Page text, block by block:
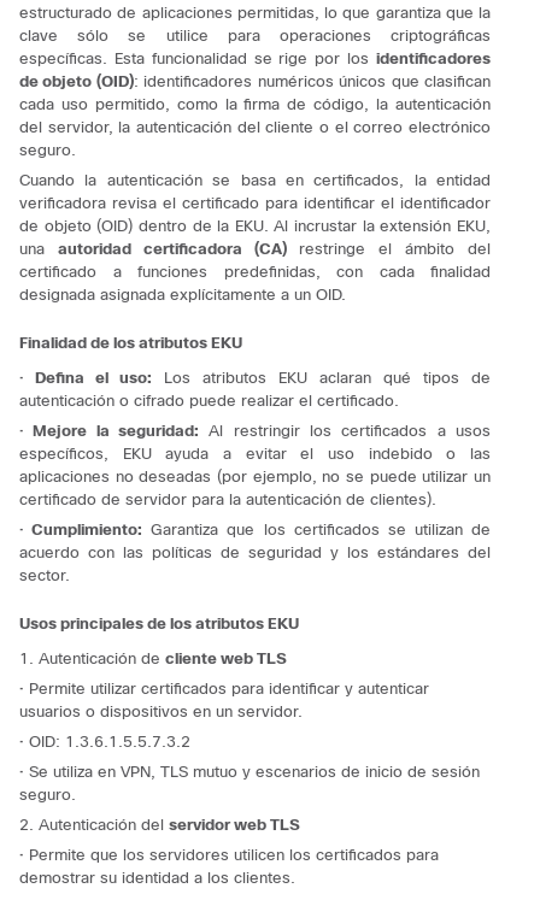
estructurado de aplicaciones permitidas, lo que garantiza que la
clave sólo se utilice para operaciones criptográficas
específicas. Esta funcionalidad se rige por losidentificadores
de objeto (OID): identificadores numéricos únicos que clasifican
cada uso permitido, como la firma de código, la autenticación
del servidor, la autenticación del cliente o el correo electrónico
seguro.
Cuando la autenticación se basa en certificados, la entidad
verificadora revisa el certificado para identificar el identificador
de objeto (OID) dentro de la EKU. Al incrustar la extensión EKU,
una autoridad certificadora (CA)restringe el ámbito del
certificado a funciones predefinidas, con cada finalidad
designada asignada explícitamente a un OID.
Finalidad de los atributos EKU
· Defina el uso: Los atributos EKU aclaran qué tipos de
autenticación o cifrado puede realizar el certificado.
· Mejore la seguridad: Al restringir los certificados a usos
específicos, EKU ayuda a evitar el uso indebido o las
aplicaciones no deseadas (por ejemplo, no se puede utilizar un
certificado de servidor para la autenticación de clientes).
· Cumplimiento: Garantiza que los certificados se utilizan de
acuerdo con las políticas de seguridad y los estándares del
sector.
Usos principales de los atributos EKU
1. Autenticación de cliente web TLS
· Permite utilizar certificados para identificar y autenticar
usuarios o dispositivos en un servidor.
· OID: 1.3.6.1.5.5.7.3.2
· Se utiliza en VPN, TLS mutuo y escenarios de inicio de sesión
seguro.
2. Autenticación del servidorweb TLS
· Permite que los servidores utilicen los certificados para
demostrar su identidad a los clientes.